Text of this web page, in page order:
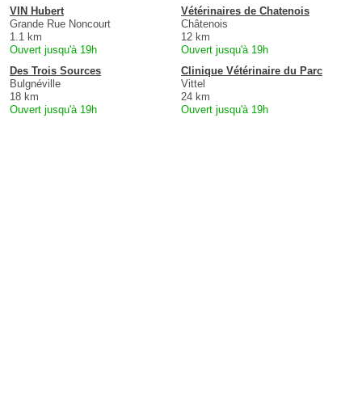
VIN Hubert
Grande Rue Noncourt
1.1 km
Ouvert jusqu'à 19h
Vétérinaires de Chatenois
Châtenois
12 km
Ouvert jusqu'à 19h
Des Trois Sources
Bulgnéville
18 km
Ouvert jusqu'à 19h
Clinique Vétérinaire du Parc
Vittel
24 km
Ouvert jusqu'à 19h